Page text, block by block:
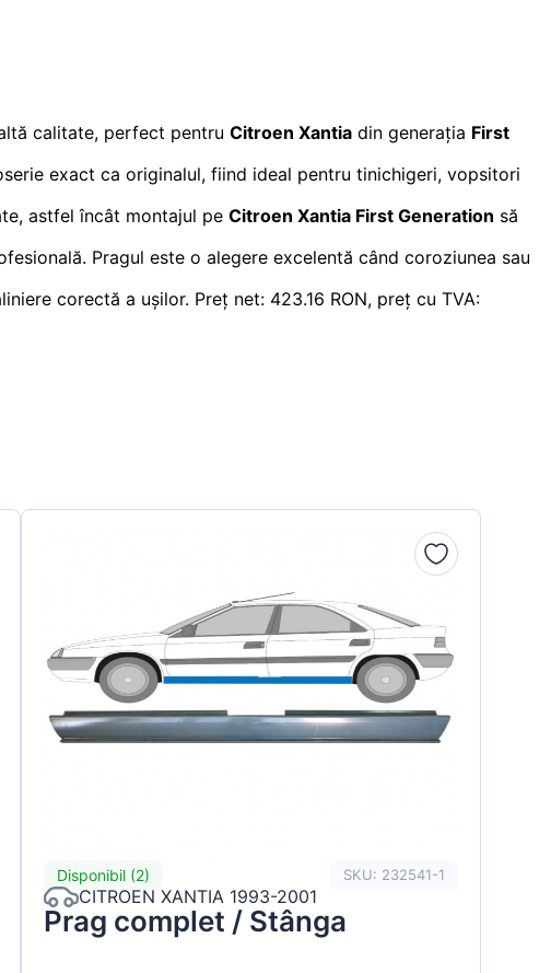
calitate, perfect pentru Citroen Xantia din generația First
exact ca originalul, fiind ideal pentru tinichigeri, vopsitori
astfel încât montajul pe Citroen Xantia First Generation să
Pragul este o alegere excelentă când coroziunea sau
corectă a ușilor. Preț net: 423.16 RON, preț cu TVA:
Disponibil (2) SKU: 232541-1
CITROEN XANTIA 1993-2001
Prag complet / Stânga